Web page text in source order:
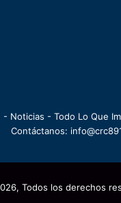
- Noticias - Todo Lo Que
Contáctanos:
Todos los derechos